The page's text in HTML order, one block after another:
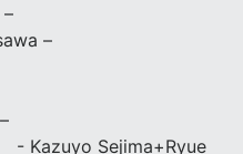
–
- Kazuyo Sejima+Ryue